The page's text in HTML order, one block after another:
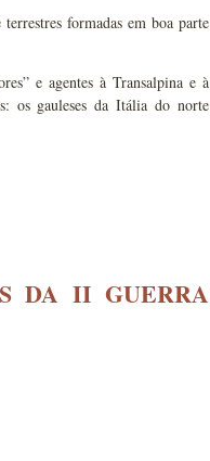
formadas em boa parte
e agentes à Transalpina e à
os gauleses da Itália do norte
DA II GUERRA